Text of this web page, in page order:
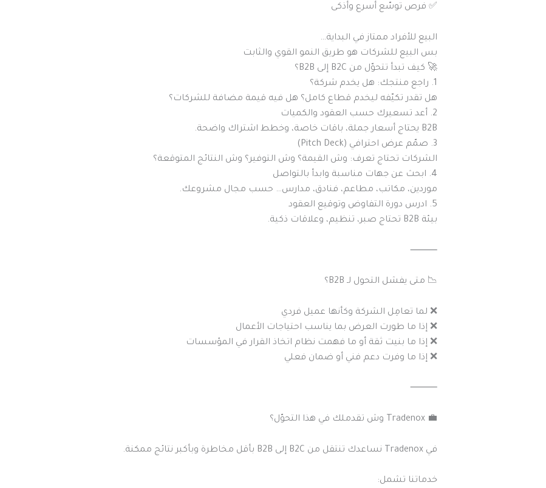
✅ فرص توسّع أسرع وأذكى
البيع للأفراد ممتاز في البداية…
بس البيع للشركات هو طريق النمو القوي والثابت
🚀 كيف تبدأ تتحوّل من B2C إلى B2B؟
1. راجع منتجك: هل يخدم شركة؟
هل تقدر تكيّفه ليخدم قطاع كامل؟ هل فيه قيمة مضافة للشركات؟
2. أعد تسعيرك حسب العقود والكميات
B2B يحتاج أسعار جملة، باقات خاصة، وخطط اشتراك واضحة.
3. صمّم عرض احترافي (Pitch Deck)
الشركات تحتاج تعرف: وش القيمة؟ وش التوفير؟ وش النتائج المتوقعة؟
4. ابحث عن جهات مناسبة وابدأ بالتواصل
موردين، مكاتب، مطاعم، فنادق، مدارس… حسب مجال مشروعك.
5. ادرس دورة التفاوض وتوقيع العقود
بيئة B2B تحتاج صبر، تنظيم، وعلاقات ذكية.
⸻
📉 متى يفشل التحول لـ B2B؟
❌ لما تعامِل الشركة وكأنها عميل فردي
❌ إذا ما طورت العرض بما يناسب احتياجات الأعمال
❌ إذا ما بنيت ثقة أو ما فهمت نظام اتخاذ القرار في المؤسسات
❌ إذا ما وفرت دعم فني أو ضمان فعلي
⸻
💼 Tradenox وش تقدملك في هذا التحوّل؟
في Tradenox نساعدك تنتقل من B2C إلى B2B بأقل مخاطرة وبأكبر نتائج ممكنة.
خدماتنا تشمل: